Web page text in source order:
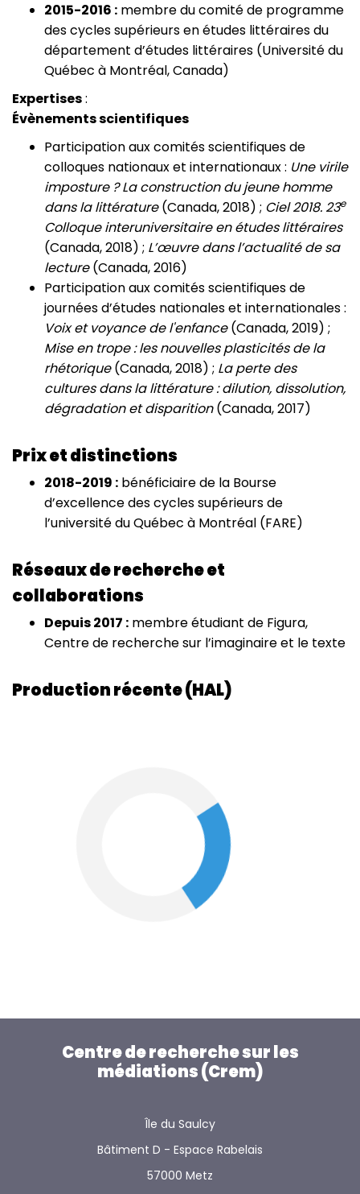
2015-2016 : membre du comité de programme
des cycles supérieurs en études littéraires du
département d’études littéraires (Université du
Québec à Montréal, Canada)
Expertises:
Évènements scientifiques
Participation aux comités scientifiques de
colloques nationaux et internationaux : Une virile
imposture ? La construction du jeune homme
dans la littérature(Canada, 2018) ; Ciel 2018. 23e
Colloque interuniversitaire en études littéraires
(Canada, 2018) ; L’œuvre dans l’actualité de sa
lecture(Canada, 2016)
Participation aux comités scientifiques de
journées d’études nationales et internationales :
Voix et voyance de l'enfance(Canada, 2019) ;
Mise en trope : les nouvelles plasticités de la
rhétorique(Canada, 2018) ; La perte des
cultures dans la littérature : dilution, dissolution,
dégradation et disparition(Canada, 2017)
Prix et distinctions
2018-2019 : bénéficiaire de la Bourse
d’excellence des cycles supérieurs de
l’université du Québec à Montréal (FARE)
Réseaux de recherche et
collaborations
Depuis 2017 : membre étudiant de Figura,
Centre de recherche sur l’imaginaire et le texte
Production récente (HAL)
Centre de recherche sur les
médiations (Crem)
Île du Saulcy
Bâtiment D - Espace Rabelais
57000 Metz